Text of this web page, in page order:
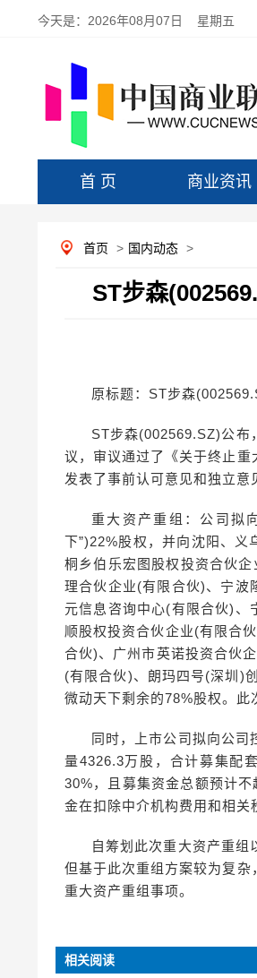
今天是： 2026年08月07日 星期五
首 页 商业资讯
首页 > 国内动态 >
ST步森
原标题：ST步森
ST步森(002569.SZ)公布
议，审议通过了《关于终止
发表了事前认可意见和独立意
重大资产重组：公司拟
下”)22%股权，并向沈阳、义
桐乡伯乐宏图股权投资合伙
理合伙企业(有限合伙)、宁波
元信息咨询中心(有限合伙)、
顺股权投资合伙企业(有限合
合伙)、广州市英诺投资合伙
(有限合伙)、朗玛四号(深圳)
微动天下剩余的78%股权。此
同时，上市公司拟向公
量4326.3万股，合计募集配
30%，且募集资金总额预计
金在扣除中介机构费用和相关
自筹划此次重大资产重组
但基于此次重组方案较为复
重大资产重组事项。
相关阅读